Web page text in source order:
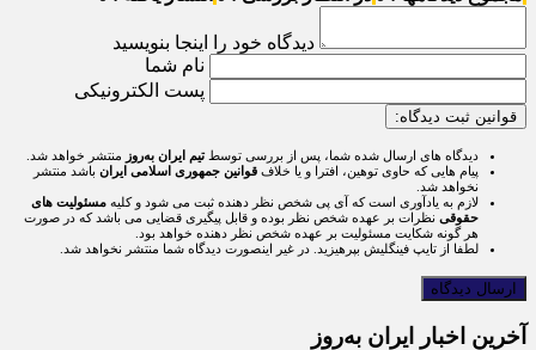
دیدگاه خود را اینجا بنویسید
نام شما
پست الکترونیکی
قوانین ثبت دیدگاه:
دیدگاه های ارسال شده شما، پس از بررسی توسطتیم ایران به‌روز منتشر خواهد شد.
پیام هایی که حاوی توهین، افترا و یا خلاف قوانین جمهوری اسلامی ایران باشد منتشر
نخواهد شد.
لازم به یادآوری است که آی پی شخص نظر دهنده ثبت می شود و کلیه مسئولیت های
حقوقی نظرات بر عهده شخص نظر بوده و قابل پیگیری قضایی می باشد که در صورت
هر گونه شکایت مسئولیت بر عهده شخص نظر دهنده خواهد بود.
لطفا از تایپ فینگلیش بپرهیزید. در غیر اینصورت دیدگاه شما منتشر نخواهد شد.
آخرین اخبار ایران به‌روز